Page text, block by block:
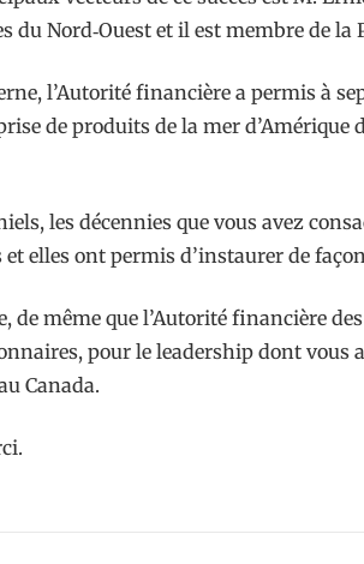
du Nord‑Ouest et il est membre de la
l’Autorité financière a permis à
de produits de la mer
les décennies que vous avez
et elles ont permis d’instaurer de
de même que l’Autorité financière
pour le leadership dont
Canada.